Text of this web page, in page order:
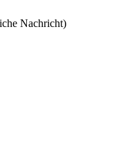
Nachricht)